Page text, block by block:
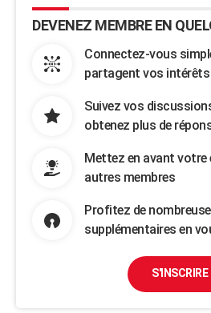
DEVENEZ MEMBRE EN
Connectez-vous
partagent vos intérêts
Suivez vos
obtenez plus de
Mettez en avant votre
autres membres
Profitez de
supplémentaires en
S'INSCRIRE